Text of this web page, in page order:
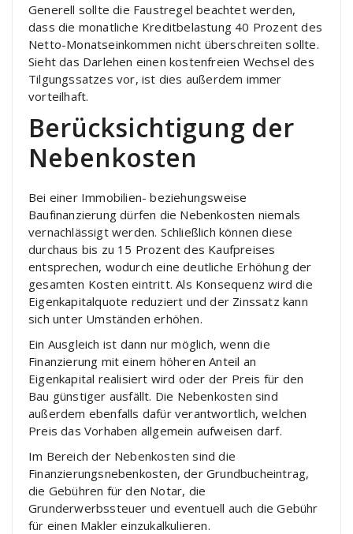
Generell sollte die Faustregel beachtet werden,
dass die monatliche Kreditbelastung 40 Prozent des
Netto-Monatseinkommen nicht überschreiten sollte.
Sieht das Darlehen einen kostenfreien Wechsel des
Tilgungssatzes vor, ist dies außerdem immer
vorteilhaft.
Berücksichtigung der
Nebenkosten
Bei einer Immobilien- beziehungsweise
Baufinanzierung dürfen die Nebenkosten niemals
vernachlässigt werden. Schließlich können diese
durchaus bis zu 15 Prozent des Kaufpreises
entsprechen, wodurch eine deutliche Erhöhung der
gesamten Kosten eintritt. Als Konsequenz wird die
Eigenkapitalquote reduziert und der Zinssatz kann
sich unter Umständen erhöhen.
Ein Ausgleich ist dann nur möglich, wenn die
Finanzierung mit einem höheren Anteil an
Eigenkapital realisiert wird oder der Preis für den
Bau günstiger ausfällt. Die Nebenkosten sind
außerdem ebenfalls dafür verantwortlich, welchen
Preis das Vorhaben allgemein aufweisen darf.
Im Bereich der Nebenkosten sind die
Finanzierungsnebenkosten, der Grundbucheintrag,
die Gebühren für den Notar, die
Grunderwerbssteuer und eventuell auch die Gebühr
für einen Makler einzukalkulieren.